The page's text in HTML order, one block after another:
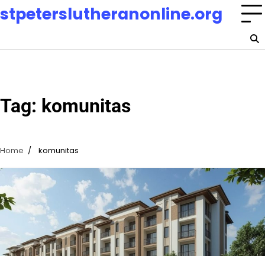
Skip
to
stpeterslutheranonline.org
Tag: komunitas
Home komunitas